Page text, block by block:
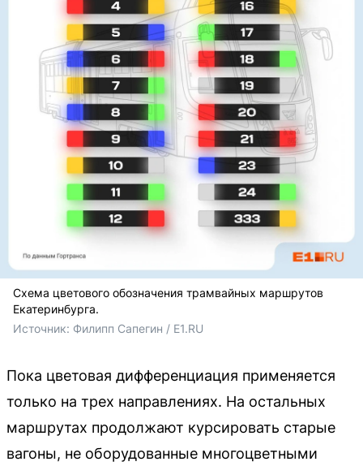
Схема цветового обозначения трамвайных маршрутов
Екатеринбурга.
Источник: Филипп Сапегин / E1.RU
Пока цветовая дифференциация применяется
только на трех направлениях. На остальных
маршрутах продолжают курсировать старые
вагоны, не оборудованные многоцветными